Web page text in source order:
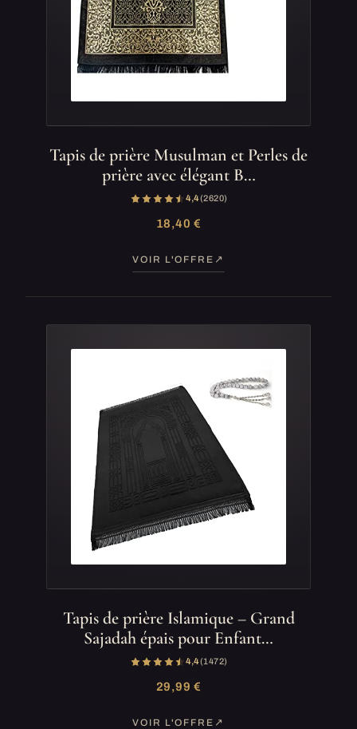
Tapis de prière Musulman et Perles de
prière avec élégant B…
4,4(2 620)
18,40 €
VOIR L'OFFRE
Tapis de prière Islamique – Grand
Sajadah épais pour Enfant…
4,4(1 472)
29,99 €
VOIR L'OFFRE